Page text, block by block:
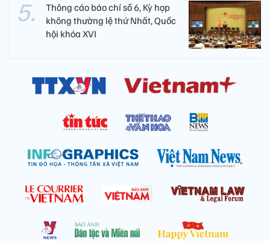
Thông cáo báo chí số 6, Kỳ họp
không thường lệ thứ Nhất, Quốc
hội khóa XVI